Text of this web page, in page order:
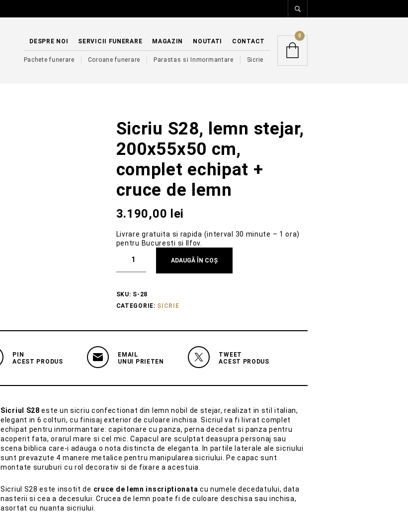
DESPRE NOI SERVICII FUNERARE MAGAZIN NOUTATI CONTACT
Pachete funerare Coroane funerare Parastas si Inmormantare Sicrie
0
Sicriu S28, lemn stejar,
200x55x50 cm,
complet echipat +
cruce de lemn
3.190,00 lei
Livrare gratuita si rapida (interval 30 minute – 1 ora)
pentru Bucuresti si Ilfov.
ADAUGĂ ÎN COȘ
SKU: S-28
CATEGORIE: SICRIE
PIN
ACEST PRODUS
EMAIL
UNUI PRIETEN
TWEET
ACEST PRODUS
Sicriul S28 este un sicriu confectionat din lemn nobil de stejar, realizat in stil italian,
elegant in 6 colturi, cu finisaj exterior de culoare inchisa. Sicriul va fi livrat complet
echipat pentru inmormantare: capitonare cu panza, perna decedat si panza pentru
acoperit fata, orarul mare si cel mic. Capacul are sculptat deasupra personaj sau
scena biblica care-i adauga o nota distincta de eleganta. In partile laterale ale sicriului
sunt prevazute 4 manere metalice pentru manipularea sicriului. Pe capac sunt
montate suruburi cu rol decorativ si de fixare a acestuia.
Sicriul S28 este insotit de cruce de lemn inscriptionata cu numele decedatului, data
nasterii si cea a decesului. Crucea de lemn poate fi de culoare deschisa sau inchisa,
asortat cu nuanta sicriului.